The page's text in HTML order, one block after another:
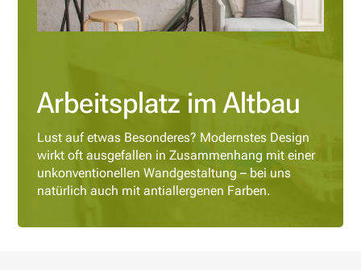
Arbeitsplatz im Altbau
Lust auf etwas Besonderes? Modernstes Design
wirkt oft ausgefallen in Zusammenhang mit einer
unkonventionellen Wandgestaltung – bei uns
natürlich auch mit antiallergenen Farben.